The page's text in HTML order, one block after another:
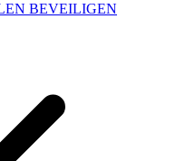
BEVEILIGEN